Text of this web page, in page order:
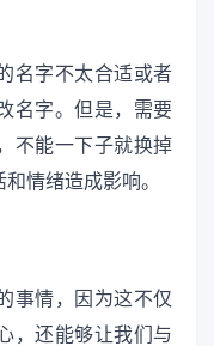
名字不太合适或者
名字。但是，需要
不能一下子就换掉
情绪造成影响。
事情，因为这不仅
，还能够让我们与